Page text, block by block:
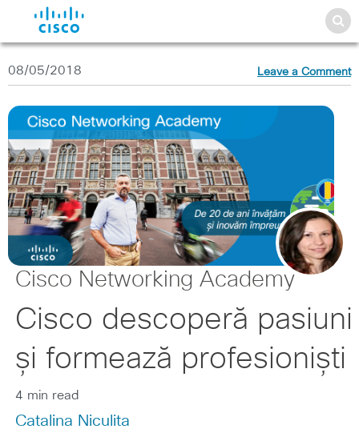
08/05/2018 Leave a Comment
Cisco Networking Academy
Cisco descoperă pasiuni
și formează profesioniști
4 min read
Catalina Niculita